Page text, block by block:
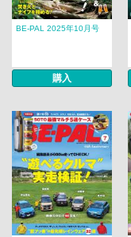
BE-PAL 2025年10月号
購入